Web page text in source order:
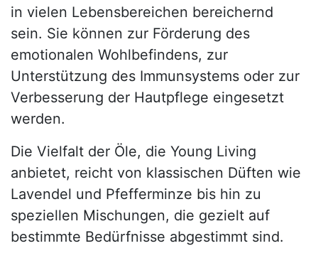
in vielen Lebensbereichen bereichernd
sein. Sie können zur Förderung des
emotionalen Wohlbefindens, zur
Unterstützung des Immunsystems oder zur
Verbesserung der Hautpflege eingesetzt
werden.
Die Vielfalt der Öle, die Young Living
anbietet, reicht von klassischen Düften wie
Lavendel und Pfefferminze bis hin zu
speziellen Mischungen, die gezielt auf
bestimmte Bedürfnisse abgestimmt sind.